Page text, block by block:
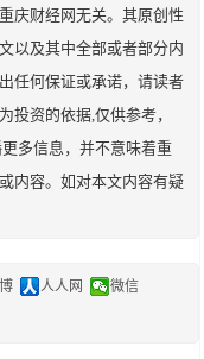
庆财经网无关。其原创性
以及其中全部或者部分内
任何保证或承诺，请读者
投资的依据,仅供参考，
多信息，并不意味着重
内容。如对本文内容有疑
人人网
微信